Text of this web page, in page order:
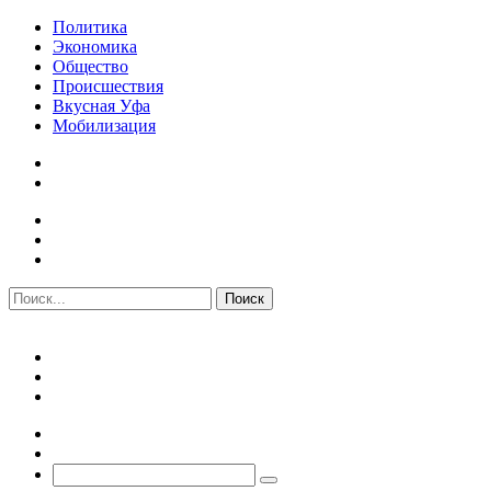
Политика
Экономика
Общество
Происшествия
Вкусная Уфа
Мобилизация